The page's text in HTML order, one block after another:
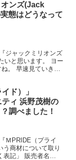
オンズ(Jack
態はどうなって
ジャックミリオンズ
いと思います。 ヨー
。 早速見ていきた
イド）」
ィ 浜野茂樹の
調べました！
ＭPRIDE（プライ
う商材について取り
表記」 販売者名